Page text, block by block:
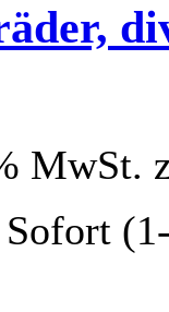
MwSt.